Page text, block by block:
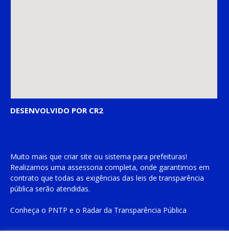
DESENVOLVIDO POR CR2
Muito mais que criar site ou sistema para prefeituras!
Realizamos uma assessoria completa, onde garantimos em
contrato que todas as exigências das leis de transparência
pública serão atendidas.
Conheça o PNTP e o Radar da Transparência Pública